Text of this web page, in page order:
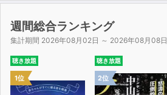
週間総合ランキング
集計期間 2026年08月02日 ～ 2026年08月08日
聴き放題
1位
聴き放題
2位